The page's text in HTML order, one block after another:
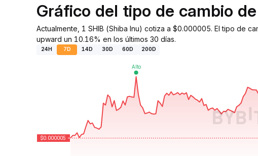
Gráfico del tipo de cambio de
Actualmente, 1 SHIB (Shiba Inu) cotiza a $0.000005. El tipo de
upward un 10.16% en los últimos 30 días.
24H 7D 14D 30D 60D 200D